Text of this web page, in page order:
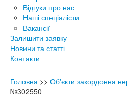
Відгуки про нас
Наші спеціалісти
Вакансії
Залишити заявку
Новини та статті
Контакти
Головна >> Об'єкти закордонна
№302550